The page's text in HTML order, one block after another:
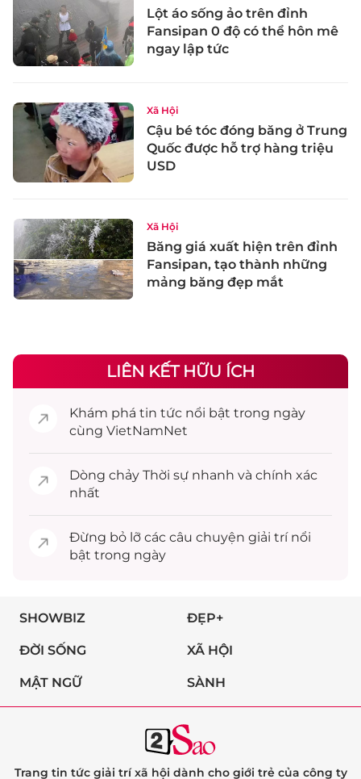
Lột áo sống ảo trên đỉnh
Fansipan 0 độ có thể hôn mê
ngay lập tức
Xã Hội
Cậu bé tóc đóng băng ở Trung
Quốc được hỗ trợ hàng triệu
USD
Xã Hội
Băng giá xuất hiện trên đỉnh
Fansipan, tạo thành những
mảng băng đẹp mắt
LIÊN KẾT HỮU ÍCH
Khám phá tin tức nổi bật trong ngày
cùng VietNamNet
Dòng chảy Thời sự nhanh và chính xác
nhất
Đừng bỏ lỡ các câu chuyện giải trínổi
bật trong ngày
SHOWBIZ ĐẸP+
ĐỜI SỐNG XÃ HỘI
MẬT NGỮ SÀNH
Trang tin tức giải trí xã hội dành cho giới trẻ của công ty